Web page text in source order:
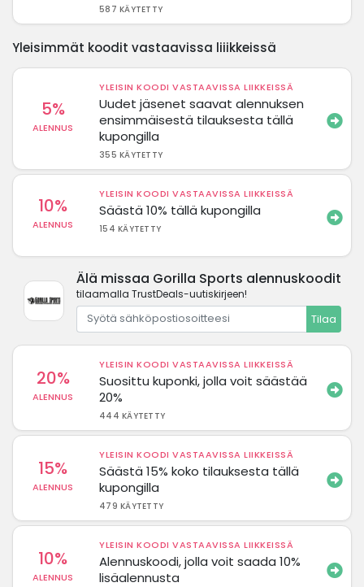
587 KÄYTETTY
Yleisimmät koodit vastaavissa liiikkeissä
5%
ALENNUS
YLEISIN KOODI VASTAAVISSA LIIKKEISSÄ
Uudet jäsenet saavat alennuksen
ensimmäisestä tilauksesta tällä
kupongilla
355 KÄYTETTY
10%
ALENNUS
YLEISIN KOODI VASTAAVISSA LIIKKEISSÄ
Säästä 10% tällä kupongilla
154 KÄYTETTY
Älä missaa Gorilla Sports alennuskoodit
tilaamalla TrustDeals-uutiskirjeen!
Tilaa
20%
ALENNUS
YLEISIN KOODI VASTAAVISSA LIIKKEISSÄ
Suosittu kuponki, jolla voit säästää
20%
444 KÄYTETTY
15%
ALENNUS
YLEISIN KOODI VASTAAVISSA LIIKKEISSÄ
Säästä 15% koko tilauksesta tällä
kupongilla
479 KÄYTETTY
10%
ALENNUS
YLEISIN KOODI VASTAAVISSA LIIKKEISSÄ
Alennuskoodi, jolla voit saada 10%
lisäalennusta